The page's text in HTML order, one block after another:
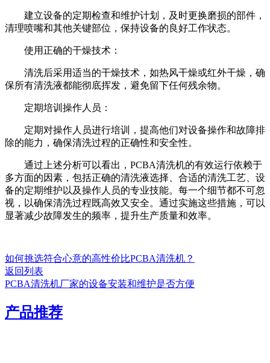
建立设备的定期检查和维护计划，及时更换磨损的部件，
清理喷嘴和其他关键部位，保持设备的良好工作状态。
使用正确的干燥技术：
清洗后采用适当的干燥技术，如热风干燥或红外干燥，确
保所有清洗液都能彻底挥发，避免留下任何残余物。
定期培训操作人员：
定期对操作人员进行培训，提高他们对设备操作和故障排
除的能力，确保清洗过程的正确性和安全性。
通过上述分析可以看出，PCBA清洗机的有效运行依赖于
多方面的因素，包括正确的清洗液选择、合适的清洗工艺、设
备的定期维护以及操作人员的专业技能。每一个细节都不可忽
视，以确保清洗过程既高效又安全。通过实施这些措施，可以
显著减少故障发生的频率，提升生产质量和效率。
如何挑选符合心意的高性价比PCBA清洗机？
返回列表
PCBA清洗机厂家的设备安装和维护是否方便
产品推荐